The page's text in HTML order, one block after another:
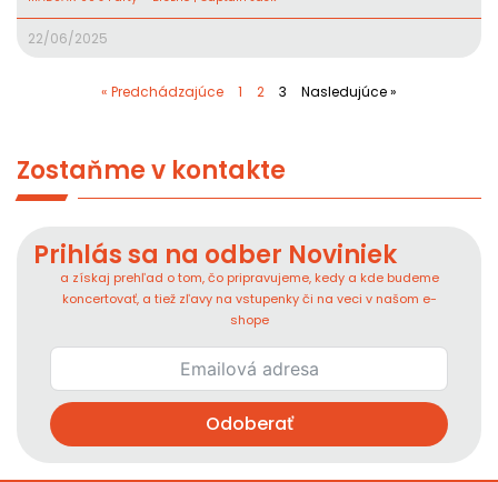
22/06/2025
« Predchádzajúce 1 2 3 Nasledujúce »
Zostaňme v kontakte
Prihlás sa na odber Noviniek
a získaj prehľad o tom, čo pripravujeme, kedy a kde budeme
koncertovať, a tiež zľavy na vstupenky či na veci v našom e-
shope
Odoberať